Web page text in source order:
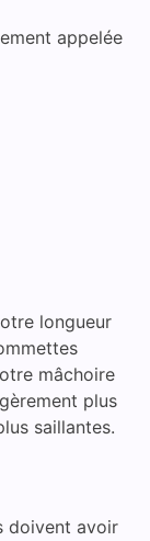
appelée
longueur
mâchoire
plus
saillantes.
doivent avoir